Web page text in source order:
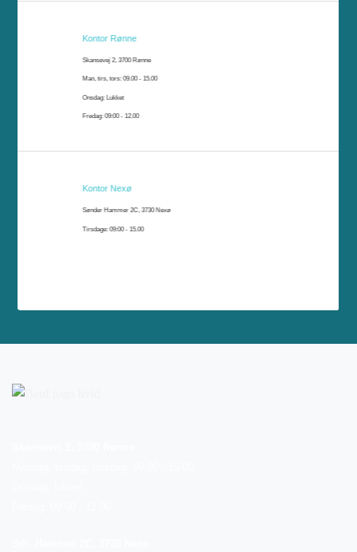
Kontor Rønne
Skansevej 2, 3700 Rønne
Man, tirs, tors: 09.00 - 15.00
Onsdag: Lukket
Fredag: 09:00 - 12.00
Kontor Nexø
Sønder Hammer 2C, 3730 Nexø
Tirsdage: 09:00 - 15.00